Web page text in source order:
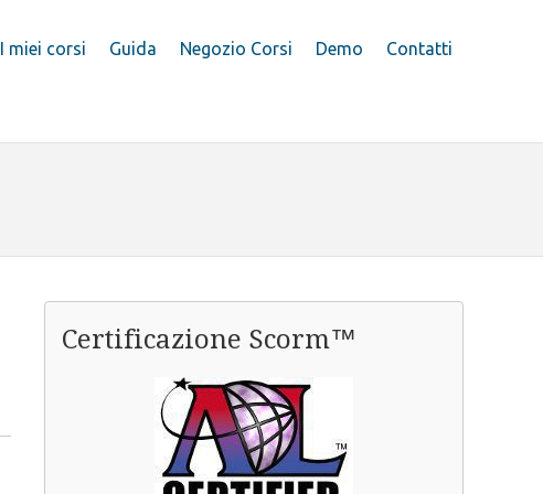
I miei corsi Guida Negozio Corsi Demo Contatti
Certificazione Scorm™